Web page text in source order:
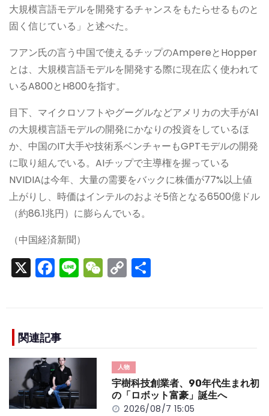
大規模言語モデルを開発するチャンスをもたらせるものと
固く信じている」と述べた。
フアン氏の言う中国で使えるチップのAmpereとHopper
とは、大規模言語モデルを開発する際に現在広く使われて
いるA800とH800を指す。
目下、マイクロソフトやグーグルなどアメリカの大手がAI
の大規模言語モデルの開発にかなりの投資をしているほ
か、中国のIT大手や技術系ベンチャーもGPTモデルの開発
に取り組んでいる。AIチップで主導権を握っている
NVIDIAは今年、大量の需要をバックに株価が77%以上値
上がりし、時価はインテルのおよそ5倍となる6500億ドル
（約86.1兆円）に膨らんでいる。
（中国経済新聞）
X F
a
e
b
o
o
k
Li
n
W
e
C
o
n
k
関連記事
人物
宇樹科技創業者、90年代生まれ初
の「ロボット富豪」誕生へ
2026/08/7 15:05